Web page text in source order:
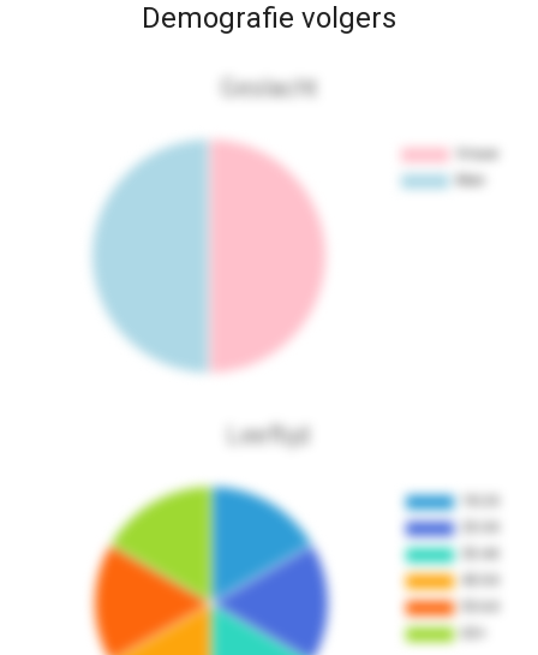
Demografie volgers
Geslacht
Leeftijd